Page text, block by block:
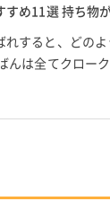
すめ11選 持ち物
すると、どの
んは全てクロー
バッグを…